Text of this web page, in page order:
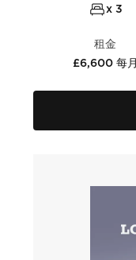
x 3
租金
£6,600 每月